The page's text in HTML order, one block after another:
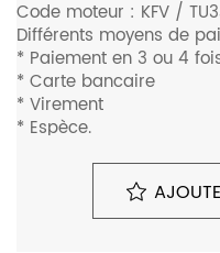
Code moteur : KFV /
Différents moyens de
* Paiement en 3 ou 4
* Carte bancaire
* Virement
* Espèce.
Livraison partout en
de transport non inclus.